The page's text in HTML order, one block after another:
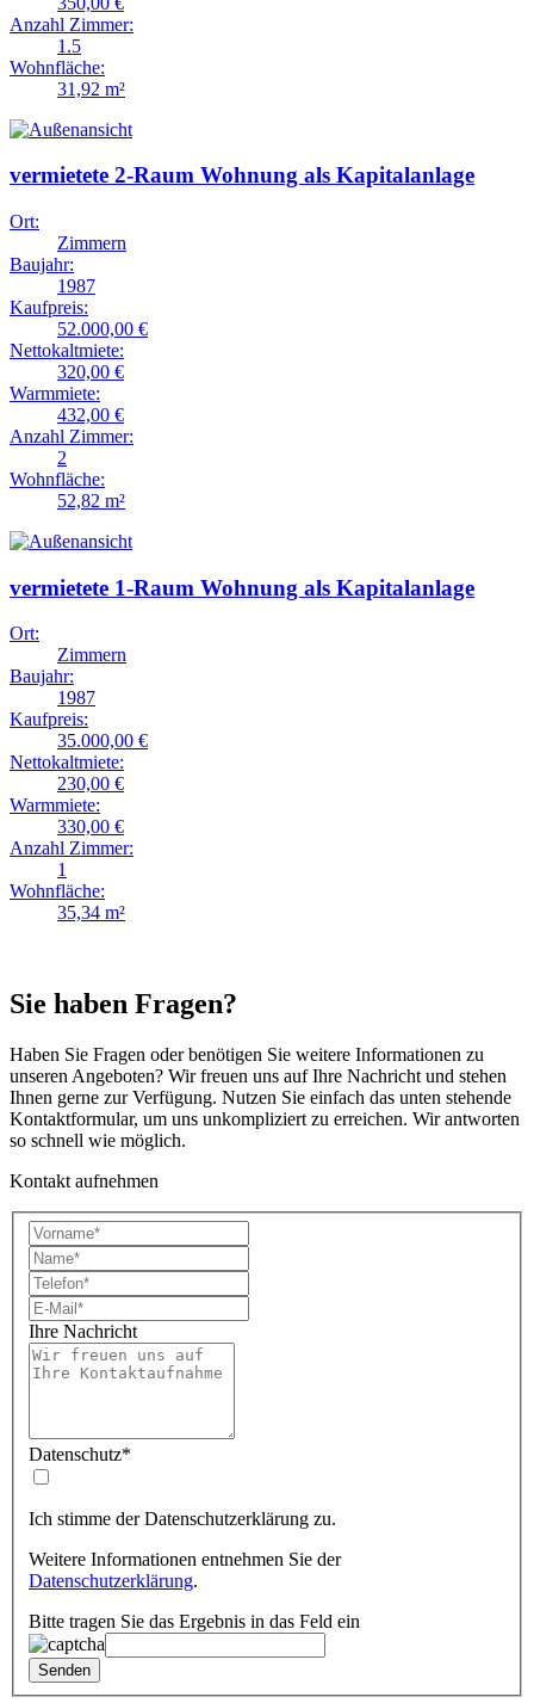
Anzahl Zimmer:
1.5
Wohnfläche:
31,92 m²
vermietete 2-Raum Wohnung als Kapitalanlage
Ort:
Zimmern
Baujahr:
1987
Kaufpreis:
52.000,00 €
Nettokaltmiete:
320,00 €
Warmmiete:
432,00 €
Anzahl Zimmer:
2
Wohnfläche:
52,82 m²
vermietete 1-Raum Wohnung als Kapitalanlage
Ort:
Zimmern
Baujahr:
1987
Kaufpreis:
35.000,00 €
Nettokaltmiete:
230,00 €
Warmmiete:
330,00 €
Anzahl Zimmer:
1
Wohnfläche:
35,34 m²
Sie haben Fragen?
Haben Sie Fragen oder benötigen Sie weitere Informationen zu
unseren Angeboten? Wir freuen uns auf Ihre Nachricht und stehen
Ihnen gerne zur Verfügung. Nutzen Sie einfach das unten stehende
Kontaktformular, um uns unkompliziert zu erreichen. Wir antworten
so schnell wie möglich.
Kontakt aufnehmen
Ihre Nachricht
Datenschutz*
Ich stimme der Datenschutzerklärung zu.
Weitere Informationen entnehmen Sie der
Datenschutzerklärung.
Bitte tragen Sie das Ergebnis in das Feld ein
Senden